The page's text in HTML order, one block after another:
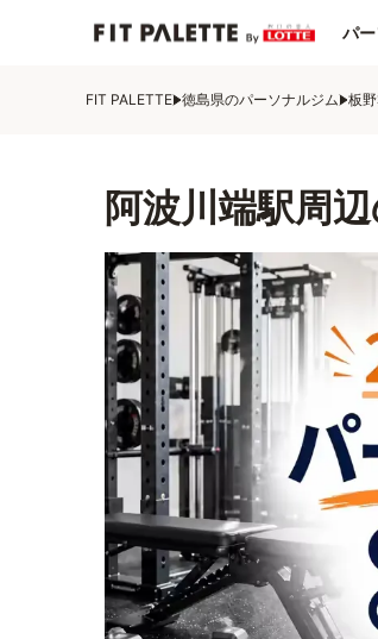
パ
FIT PALETTE 徳島県のパーソナルジム 板
阿波川端駅周